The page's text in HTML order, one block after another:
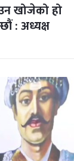
खोजेको हो
: अध्यक्ष